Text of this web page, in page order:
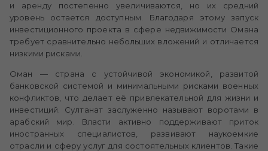
и аренду постепенно увеличиваются, но их средний
уровень остается доступным. Благодаря этому запуск
инвестиционного проекта в сфере недвижимости Омана
требует сравнительно небольших вложений и отличается
низкими рисками.
Оман — страна с устойчивой экономикой, развитой
банковской системой и минимальными рисками военных
конфликтов, что делает её привлекательной для жизни и
инвестиций. Султанат заслуженно называют воротами в
арабский мир. Власти активно поддерживают приток
иностранных специалистов, развивают наукоемкие
отрасли и сферу услуг для состоятельных клиентов. Такие